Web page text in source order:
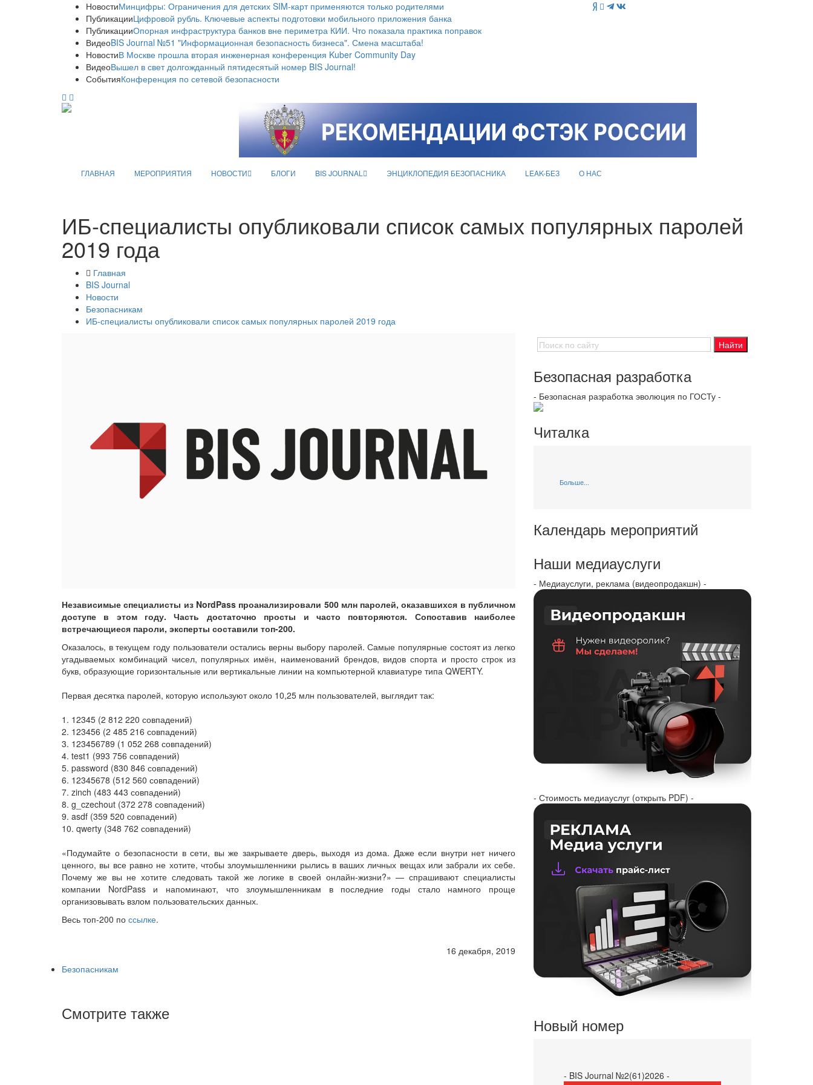
НовостиМинцифры: Ограничения для детских SIM-карт применяются только родителями
ПубликацииЦифровой рубль. Ключевые аспекты подготовки мобильного приложения банка
ПубликацииОпорная инфраструктура банков вне периметра КИИ. Что показала практика поправок
ВидеоBIS Journal №51 "Информационная безопасность бизнеса". Смена масштаба!
НовостиВ Москве прошла вторая инженерная конференция Kuber Community Day
ВидеоВышел в свет долгожданный пятидесятый номер BIS Journal!
СобытияКонференция по сетевой безопасности
ГЛАВНАЯ МЕРОПРИЯТИЯ НОВОСТИ БЛОГИ BIS JOURNAL ЭНЦИКЛОПЕДИЯ БЕЗОПАСНИКА LEAK-БЕЗ О НАС
ИБ-специалисты опубликовали список самых популярных паролей
2019 года
Главная
BIS Journal
Новости
Безопасникам
ИБ-специалисты опубликовали список самых популярных паролей 2019 года
Независимые специалисты из NordPass проанализировали 500 млн паролей, оказавшихся в публичном
доступе в этом году. Часть достаточно просты и часто повторяются. Сопоставив наиболее
встречающиеся пароли, эксперты составили топ-200.
Оказалось, в текущем году пользователи остались верны выбору паролей. Самые популярные состоят из легко
угадываемых комбинаций чисел, популярных имён, наименований брендов, видов спорта и просто строк из
букв, образующие горизонтальные или вертикальные линии на компьютерной клавиатуре типа QWERTY.
Первая десятка паролей, которую используют около 10,25 млн пользователей, выглядит так:
1. 12345 (2 812 220 совпадений)
2. 123456 (2 485 216 совпадений)
3. 123456789 (1 052 268 совпадений)
4. test1 (993 756 совпадений)
5. password (830 846 совпадений)
6. 12345678 (512 560 совпадений)
7. zinch (483 443 совпадений)
8. g_czechout (372 278 совпадений)
9. asdf (359 520 совпадений)
10. qwerty (348 762 совпадений)
«Подумайте о безопасности в сети, вы же закрываете дверь, выходя из дома. Даже если внутри нет ничего
ценного, вы все равно не хотите, чтобы злоумышленники рылись в ваших личных вещах или забрали их себе.
Почему же вы не хотите следовать такой же логике в своей онлайн-жизни?» — спрашивают специалисты
компании NordPass и напоминают, что злоумышленникам в последние годы стало намного проще
организовывать взлом пользовательских данных.
Весь топ-200 по ссылке.
16 декабря, 2019
Безопасникам
Смотрите также
Безопасная разработка
- Безопасная разработка эволюция по ГОСТу -
Читалка
Больше...
Календарь мероприятий
Наши медиауслуги
- Медиауслуги, реклама (видеопродакшн) -
- Стоимость медиауслуг (открыть PDF) -
Новый номер
- BIS Journal №2(61)2026 -